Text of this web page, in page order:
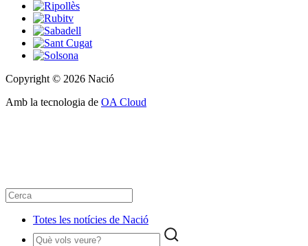
Copyright © 2026 Nació
Amb la tecnologia de OA Cloud
Totes les notícies de Nació